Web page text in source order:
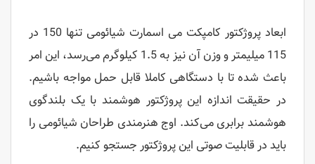
ابعاد پروژکتور کامپکت می اسمارت شیائومی تنها 150 در
115 میلیمتر و وزن آن نیز به 1.5 کیلوگرم می‌رسد، این امر
باعث شده تا با دستگاهی کاملا قابل حمل مواجه باشیم.
در حقیقت اندازه این پروژکتور هوشمند با یک بلندگوی
هوشمند برابری می‌کند. اوج هنرمندی طراحان شیائومی را
باید در قابلیت صوتی این پروژکتور جستجو کنیم.